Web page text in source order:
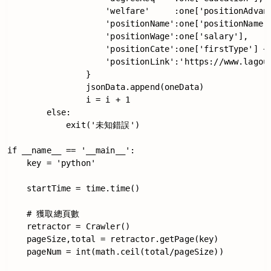
'welfare'
                    'positionWage':one['salary'],
'positionCate':one['firstType']
'positionLink':'https://
                }
                jsonData.append(oneData)
                i = i + 1
        else:
            exit('未知錯誤')
if __name__ == '__main__':
    key = 'python'
    startTime = time.time()
    # 獲取總頁數
    retractor = Crawler()
    pageSize,total = retractor.getPage(key)
    pageNum = int(math.ceil(total/pageSize))